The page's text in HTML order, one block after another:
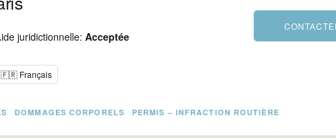
juridictionnelle:Acceptée
🇫🇷 Français
DOMMAGES CORPORELS PERMIS – INFRACTION ROUTIÈRE